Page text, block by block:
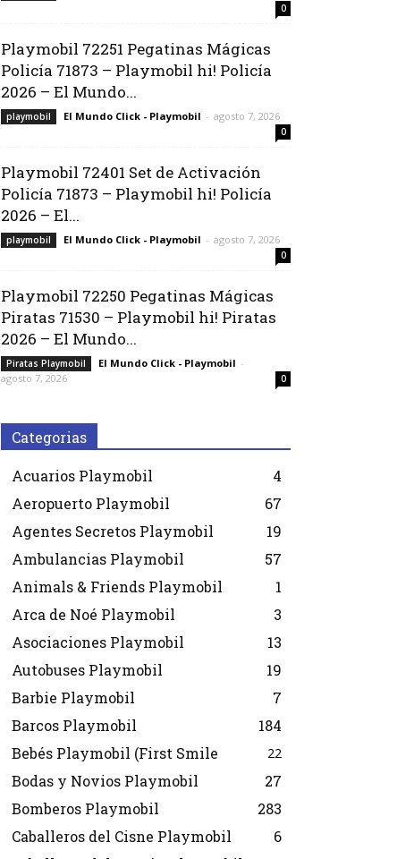
0
Playmobil 72251 Pegatinas Mágicas
Policía 71873 – Playmobil hi! Policía
2026 – El Mundo...
playmobil El Mundo Click - Playmobil - agosto 7, 2026
0
Playmobil 72401 Set de Activación
Policía 71873 – Playmobil hi! Policía
2026 – El...
playmobil El Mundo Click - Playmobil - agosto 7, 2026
0
Playmobil 72250 Pegatinas Mágicas
Piratas 71530 – Playmobil hi! Piratas
2026 – El Mundo...
Piratas Playmobil El Mundo Click - Playmobil -
agosto 7, 2026
0
Categorias
Acuarios Playmobil
4
Aeropuerto Playmobil
67
Agentes Secretos Playmobil
19
Ambulancias Playmobil
57
Animals & Friends Playmobil
1
Arca de Noé Playmobil
3
Asociaciones Playmobil
13
Autobuses Playmobil
19
Barbie Playmobil
7
Barcos Playmobil
184
Bebés Playmobil (First Smile
22
Bodas y Novios Playmobil
27
Bomberos Playmobil
283
Caballeros del Cisne Playmobil
6